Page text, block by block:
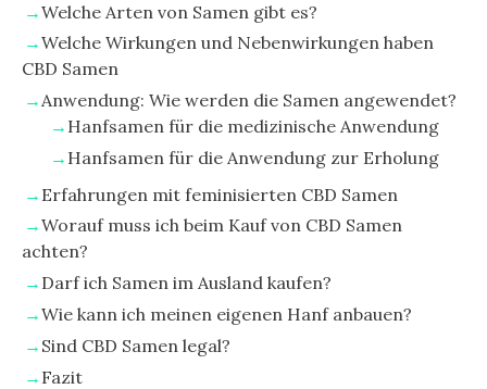
Welche Arten von Samen gibt es?
Welche Wirkungen und Nebenwirkungen haben
CBD Samen
Anwendung: Wie werden die Samen angewendet?
Hanfsamen für die medizinische Anwendung
Hanfsamen für die Anwendung zur Erholung
Erfahrungen mit feminisierten CBD Samen
Worauf muss ich beim Kauf von CBD Samen
achten?
Darf ich Samen im Ausland kaufen?
Wie kann ich meinen eigenen Hanf anbauen?
Sind CBD Samen legal?
Fazit